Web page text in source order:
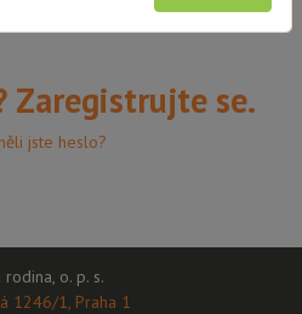
Zaregistrujte se.
jste heslo?
rodina, o. p. s.
1246/1, Praha 1